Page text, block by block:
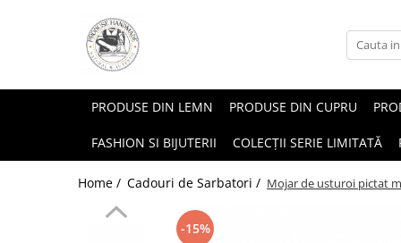
PRODUSE DIN LEMN PRODUSE DIN CUPRU
FASHION SI BIJUTERII COLECȚII SERIE LIMITATĂ
Home / Cadouri de Sarbatori / Mojar de usturoi pictat
-15%